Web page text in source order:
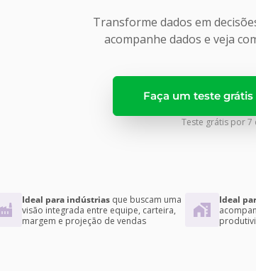
Transforme dados em
acompanhe dados e veja
Faça um teste grátis
Teste grátis por 7
Ideal para indústrias que buscam uma
visão integrada entre equipe, carteira,
margem e projeção de vendas
Ideal